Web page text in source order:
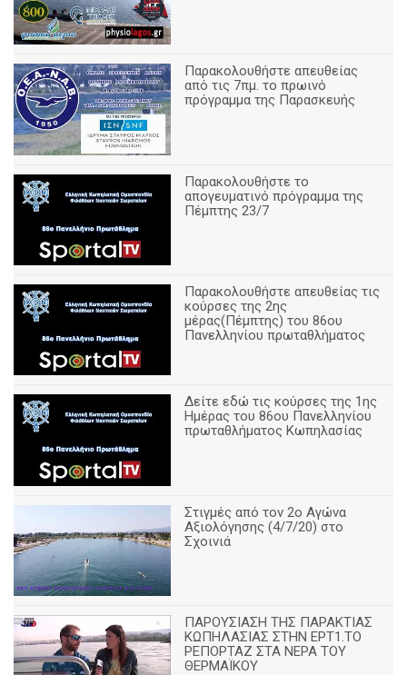
Παρακολουθήστε απευθείας
από τις 7πμ. το πρωινό
πρόγραμμα της Παρασκευής
Παρακολουθήστε το
απογευματινό πρόγραμμα της
Πέμπτης 23/7
Παρακολουθήστε απευθείας τις
κούρσες της 2ης
μέρας(Πέμπτης) του 86ου
Πανελληνίου πρωταθλήματος
Δείτε εδώ τις κούρσες της 1ης
Ημέρας του 86ου Πανελληνίου
πρωταθλήματος Κωπηλασίας
Στιγμές από τον 2ο Αγώνα
Αξιολόγησης (4/7/20) στο
Σχοινιά
ΠΑΡΟΥΣΙΑΣΗ ΤΗΣ ΠΑΡΑΚΤΙΑΣ
ΚΩΠΗΛΑΣΙΑΣ ΣΤΗΝ ΕΡΤ1.ΤΟ
ΡΕΠΟΡΤΑΖ ΣΤΑ ΝΕΡΑ ΤΟΥ
ΘΕΡΜΑΪΚΟΥ